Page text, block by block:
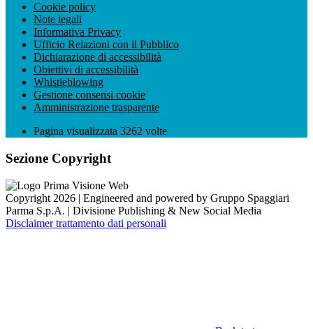
Cookie policy
Note legali
Informativa Privacy
Ufficio Relazioni con il Pubblico
Dichiarazione di accessibilità
Obiettivi di accessibilità
Whistleblowing
Gestione consensi cookie
Amministrazione trasparente
Pagina visualizzata 3262 volte
Sezione Copyright
Copyright 2026 | Engineered and powered by Gruppo Spaggiari
Parma S.p.A. | Divisione Publishing & New Social Media
Disclaimer trattamento dati personali